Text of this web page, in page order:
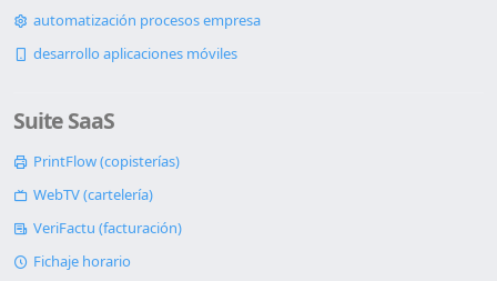
automatización procesos empresa
desarrollo aplicaciones móviles
Suite SaaS
PrintFlow (copisterías)
WebTV (cartelería)
VeriFactu (facturación)
Fichaje horario